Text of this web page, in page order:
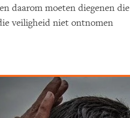
daarom moeten diegenen die
veiligheid niet ontnomen